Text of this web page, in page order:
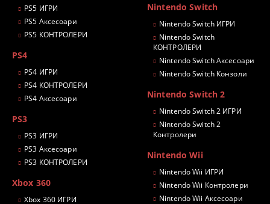
PS5 ИГРИ
PS5 Аксесоари
PS5 КОНТРОЛЕРИ
PS4
PS4 ИГРИ
PS4 КОНТРОЛЕРИ
PS4 Аксесоари
PS3
PS3 ИГРИ
PS3 Аксесоари
PS3 КОНТРОЛЕРИ
Xbox 360
Xbox 360 ИГРИ
Nintendo Switch
Nintendo Switch ИГРИ
Nintendo Switch
КОНТРОЛЕРИ
Nintendo Switch Аксесоари
Nintendo Switch Конзоли
Nintendo Switch 2
Nintendo Switch 2 ИГРИ
Nintendo Switch 2
Контролери
Nintendo Wii
Nintendo Wii ИГРИ
Nintendo Wii Контролери
Nintendo Wii Аксесоари